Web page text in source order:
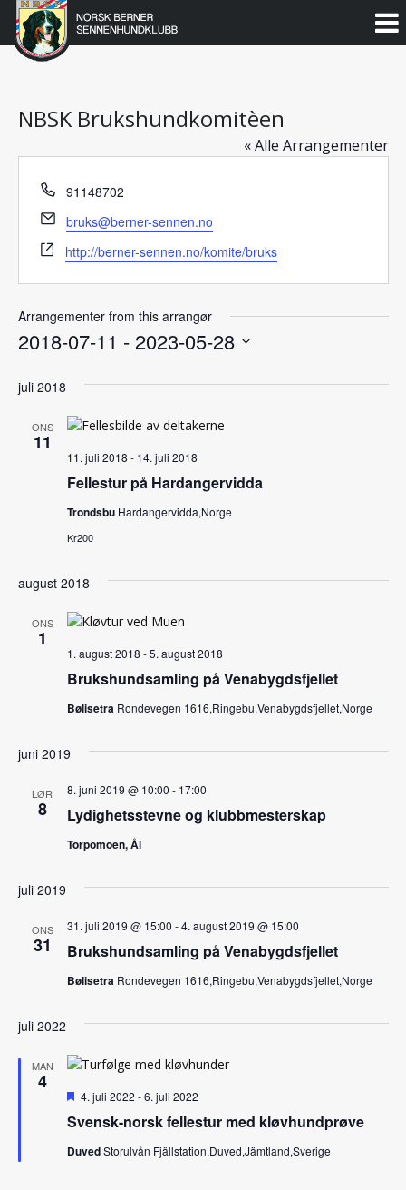
Gå
Norsk
Berner
Sennenhundklubb
NBSK Brukshundkomitèen
« Alle Arrangementer
Phone
91148702
Email
bruks@berner-sennen.no
Website
http://berner-sennen.no/komite/bruks
Arrangementer from this arrangør
2018-07-11 - 2023-05-28
dato.
juli 2018
ONS
11
Fellestur på Hardangervidda
11. juli 2018 - 14. juli 2018
Trondsbu Hardangervidda,Norge
Kr200
august 2018
ONS
1
Brukshundsamling på Venabygdsfjellet
1. august 2018 -5. august 2018
Bølisetra Rondevegen 1616,Ringebu,Venabygdsfjellet,Norge
juni 2019
LØR
8 Lydighetsstevne og klubbmesterskap
8. juni 2019 @ 10:00 - 17:00
Torpomoen, Ål
juli 2019
ONS
31 Brukshundsamling på Venabygdsfjellet
31. juli 2019 @ 15:00 -4. august 2019 @ 15:00
Bølisetra Rondevegen 1616,Ringebu,Venabygdsfjellet,Norge
juli 2022
MAN
4
Svensk-norsk fellestur med kløvhundprøve
Fremhevet
4. juli 2022 -6. juli 2022
DuvedStorulvån Fjällstation,Duved,Jämtland,Sverige